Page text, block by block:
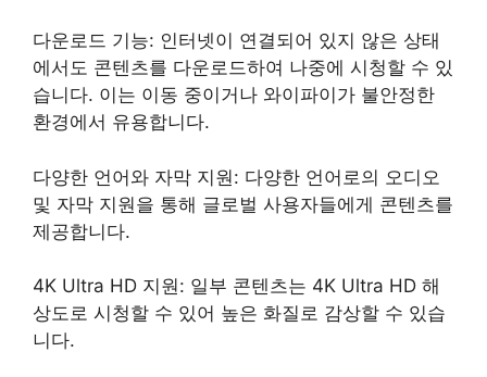
다운로드 기능: 인터넷이 연결되어 있지 않은 상태
에서도 콘텐츠를 다운로드하여 나중에 시청할 수 있
습니다. 이는 이동 중이거나 와이파이가 불안정한
환경에서 유용합니다.
다양한 언어와 자막 지원: 다양한 언어로의 오디오
및 자막 지원을 통해 글로벌 사용자들에게 콘텐츠를
제공합니다.
4K Ultra HD 지원: 일부 콘텐츠는 4K Ultra HD 해
상도로 시청할 수 있어 높은 화질로 감상할 수 있습
니다.